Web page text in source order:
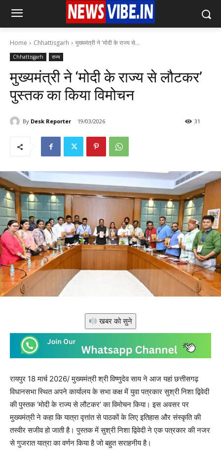
Home Chhattisgarh मुख्यमंत्री ने 'मोदी के राज्य से...
Chhattisgarh राज्य
मुख्यमंत्री ने ‘मोदी के राज्य से लौटकर’
पुस्तक का किया विमोचन
By Desk Reporter 19/03/2026 31
खबर को सुने
रायपुर 18 मार्च 2026/ मुख्यमंत्री श्री विष्णुदेव साय ने आज यहां छत्तीसगढ़
विधानसभा स्थित अपने कार्यालय के सभा कक्ष में युवा पत्रकार सुश्री निशा द्विवेदी
की पुस्तक ‘मोदी के राज्य से लौटकर’ का विमोचन किया। इस अवसर पर
मुख्यमंत्री ने कहा कि यात्रा वृत्तांत से पाठकों के लिए इतिहास और संस्कृति की
तस्वीर सजीव हो जाती है। पुस्तक में सुश्री निशा द्विवेदी ने एक पत्रकार की नजर
से गुजरात यात्रा का वर्णन किया है जो बहुत सराहनीय है।